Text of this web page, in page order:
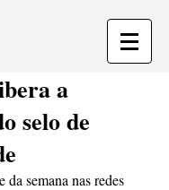
a
selo de
semana nas redes